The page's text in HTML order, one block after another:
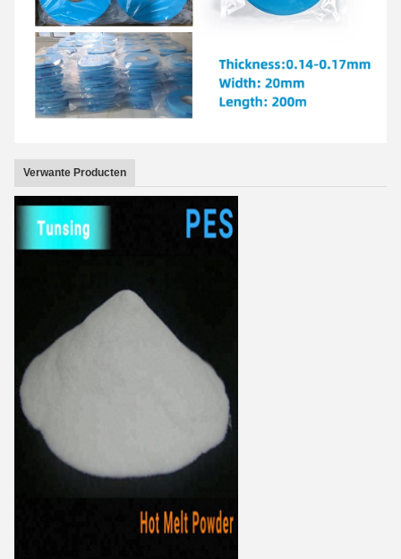
Verwante Producten